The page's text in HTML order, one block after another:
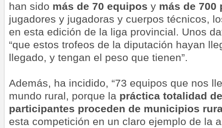
han sido más de 70 equipos y más de 700
jugadores y jugadoras y cuerpos técnicos,
en esta edición de la liga provincial. Unos
“que estos trofeos de la diputación hayan
llegado, y tengan el peso que tienen”.
Además, ha incidido, “73 equipos que nos
mundo rural, porque la práctica totalidad
participantes proceden de municipios
esta competición en un claro ejemplo de la